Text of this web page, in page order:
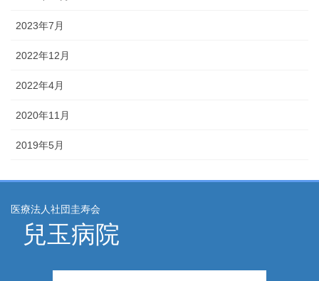
2023年7月
2022年12月
2022年4月
2020年11月
2019年5月
医療法人社団圭寿会
兒玉病院